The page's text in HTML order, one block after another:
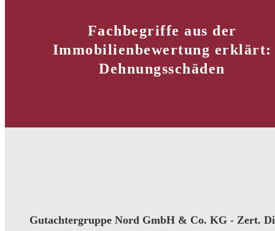
Fachbegriffe aus der
Immobilienbewertung erklärt:
Dehnungsschäden
Gutachtergruppe Nord GmbH & Co. KG - Zert.